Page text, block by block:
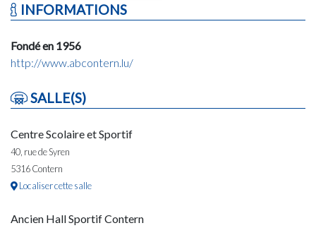
INFORMATIONS
Fondé en 1956
http://www.abcontern.lu/
SALLE(S)
Centre Scolaire et Sportif
40, rue de Syren
5316 Contern
Localiser cette salle
Ancien Hall Sportif Contern